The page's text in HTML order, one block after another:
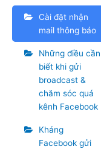
Cài đặt nhận
mail thông báo
Những điều cần
biết khi gửi
broadcast &
chăm sóc quá
kênh Facebook
Kháng
Facebook gửi